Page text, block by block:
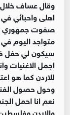
وقال عساف خلال
اهلى واحبائي
صفوت جمهوري
متواجد اليوم
سيكون لي حفل
اجمل الاغنيات
للاردن كما هو
وحول حصول
نعم انا احمل
والاردن